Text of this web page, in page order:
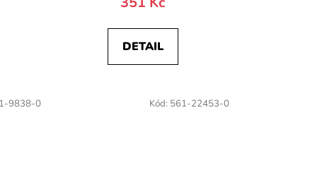
DETAIL
9838-0 Kód: 561-22453-0